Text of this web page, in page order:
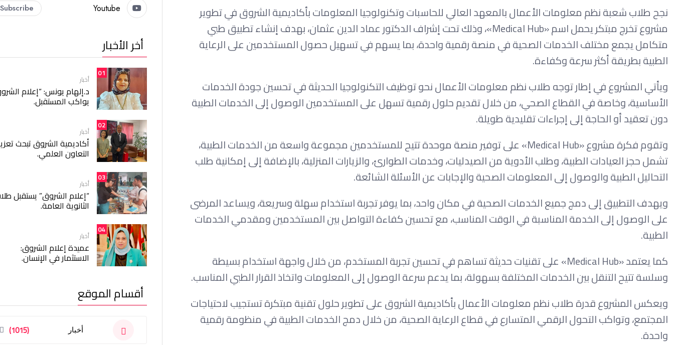
نجح طلاب شعبة نظم معلومات الأعمال بالمعهد العالي للحاسبات وتكنولوجيا المعلومات بأكاديمية الشروق في تطوير
مشروع تخرج مبتكر يحمل اسم «Medical Hub»، وذلك تحت إشراف الدكتور عماد الدين عثمان، بهدف إنشاء تطبيق طبي
متكامل يجمع مختلف الخدمات الصحية في منصة رقمية واحدة، بما يسهم في تسهيل حصول المستخدمين على الرعاية
الطبية بطريقة أكثر سرعة وكفاءة.
ويأتي المشروع في إطار توجه طلاب نظم معلومات الأعمال نحو توظيف التكنولوجيا الحديثة في تحسين جودة الخدمات
الأساسية، وخاصة في القطاع الصحي، من خلال تقديم حلول رقمية تسهل على المستخدمين الوصول إلى الخدمات الطبية
دون تعقيد أو الحاجة إلى إجراءات تقليدية طويلة.
وتقوم فكرة مشروع «Medical Hub» على توفير منصة موحدة تتيح للمستخدمين مجموعة واسعة من الخدمات الطبية،
تشمل حجز العيادات الطبية، وطلب الأدوية من الصيدليات، وخدمات الطوارئ، والزيارات المنزلية، بالإضافة إلى إمكانية طلب
التحاليل الطبية والوصول إلى المعلومات الصحية والإجابات عن الأسئلة الشائعة.
ويهدف التطبيق إلى دمج جميع الخدمات الصحية في مكان واحد، بما يوفر تجربة استخدام سهلة وسريعة، ويساعد المرضى
على الوصول إلى الخدمة المناسبة في الوقت المناسب، مع تحسين كفاءة التواصل بين المستخدمين ومقدمي الخدمات
الطبية.
كما يعتمد «Medical Hub» على تقنيات حديثة تساهم في تحسين تجربة المستخدم، من خلال واجهة استخدام بسيطة
وسلسة تتيح التنقل بين الخدمات المختلفة بسهولة، بما يدعم سرعة الوصول إلى المعلومات واتخاذ القرار الطبي المناسب.
ويعكس المشروع قدرة طلاب نظم معلومات الأعمال بأكاديمية الشروق على تطوير حلول تقنية مبتكرة تستجيب لاحتياجات
المجتمع، وتواكب التحول الرقمي المتسارع في قطاع الرعاية الصحية، من خلال دمج الخدمات الطبية في منظومة رقمية
واحدة.
Youtube
Subscribe
أخر الأخبار
01
أخبار
د.إلهام يونس: “إعلام
يواكب المستقبل.
02
أخبار
أكاديمية الشروق تبحث
التعاون العلمي.
03
أخبار
“إعلام الشروق” يستقبل
الثانوية العامة.
04
أخبار
عميدة إعلام الشروق:
الاستثمار في الإنسان.
أقسام الموقع
أخبار (1015)